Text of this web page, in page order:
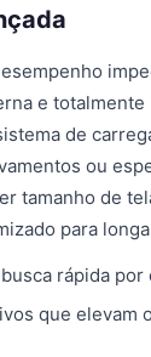
e
de
ou
tamanho de
para
rápida
que elevam